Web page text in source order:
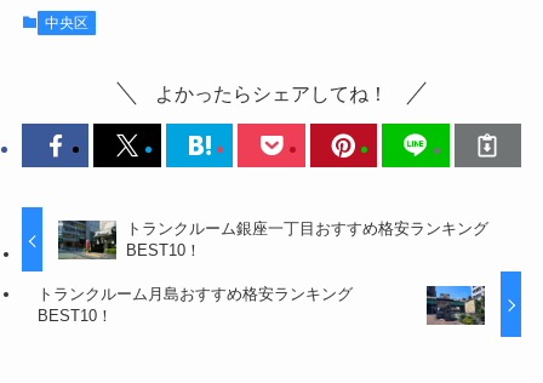
中央区
よかったらシェアしてね！
トランクルーム銀座一丁目おすすめ格安ランキング
BEST10！
トランクルーム月島おすすめ格安ランキング
BEST10！